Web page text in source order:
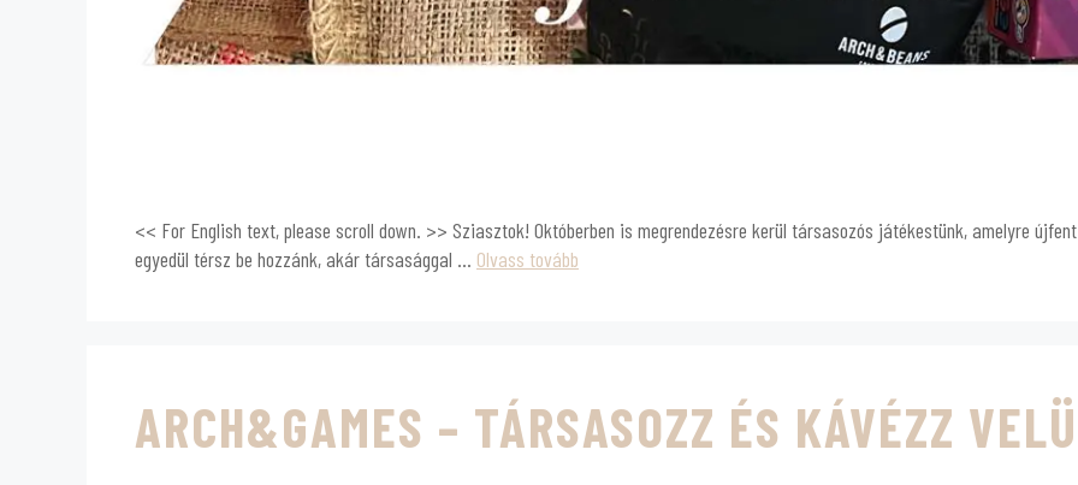
<< For English text, please scroll down. >> Sziasztok! Októberben is megrendezésre kerül társasozós játékestünk, amelyre
egyedül térsz be hozzánk, akár társasággal … Olvass tovább
ARCH&GAMES – TÁRSASOZZ ÉS KÁVÉZZ